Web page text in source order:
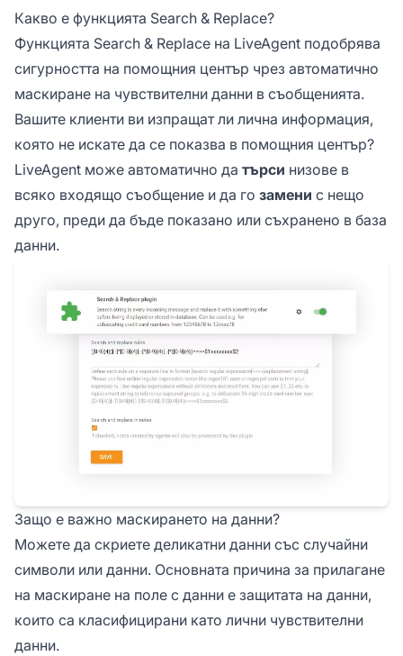
Какво е функцията Search & Replace?
Функцията Search & Replace на LiveAgent подобрява
сигурността на помощния център чрез автоматично
маскиране на чувствителни данни в съобщенията.
Вашите клиенти ви изпращат ли лична информация,
която не искате да се показва в помощния център?
LiveAgent може автоматично да търси низове в
всяко входящо съобщение и да го замени с нещо
друго, преди да бъде показано или съхранено в база
данни.
Защо е важно маскирането на данни?
Можете да скриете деликатни данни със случайни
символи или данни. Основната причина за прилагане
на маскиране на поле с данни е защитата на данни,
които са класифицирани като лични чувствителни
данни.